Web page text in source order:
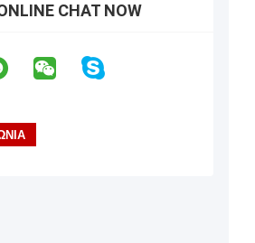
CHAT NOW